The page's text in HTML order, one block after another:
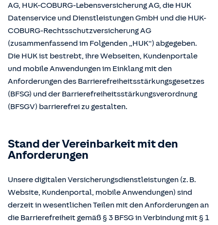
AG, HUK-COBURG-Lebensversicherung AG, die HUK
Datenservice und Dienstleistungen GmbH und die HUK-
COBURG-Rechtsschutzversicherung AG
(zusammenfassend im Folgenden „HUK“) abgegeben.
Die HUK ist bestrebt, ihre Webseiten, Kundenportale
und mobile Anwendungen im Einklang mit den
Anforderungen des Barrierefreiheitsstärkungsgesetzes
(BFSG) und der Barrierefreiheitsstärkungsverordnung
(BFSGV) barrierefrei zu gestalten.
Stand der Vereinbarkeit mit den
Anforderungen
Unsere digitalen Versicherungsdienstleistungen (z. B.
Website, Kundenportal, mobile Anwendungen) sind
derzeit in wesentlichen Teilen mit den Anforderungen an
die Barrierefreiheit gemäß § 3 BFSG in Verbindung mit § 1